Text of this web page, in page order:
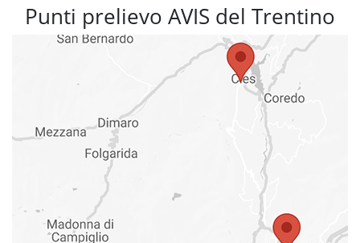
Punti prelievo AVIS del Trentino